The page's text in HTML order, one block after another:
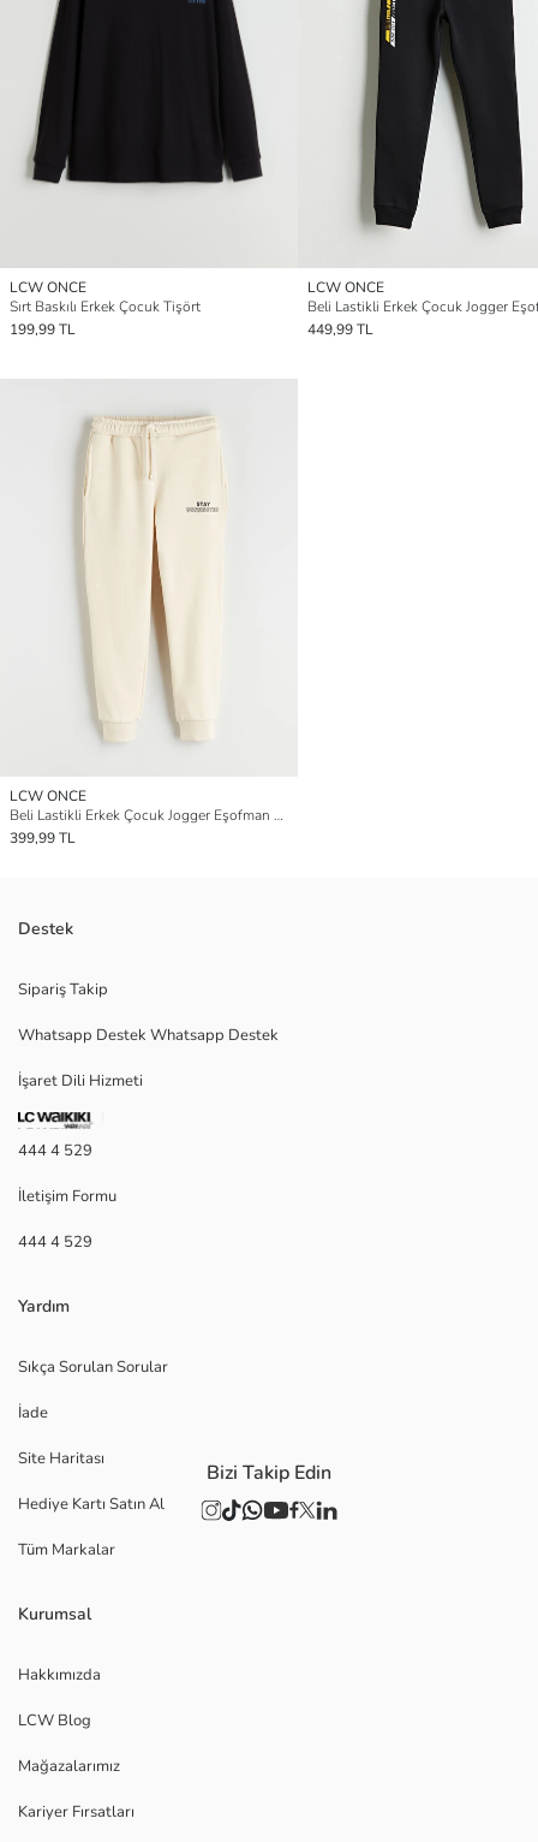
LCW ONCE
Sırt Baskılı Erkek Çocuk Tişört
199,99 TL
LCW ONCE
449,99 TL
LCW ONCE
Beli Lastikli Erkek Çocuk Jogger Eşofman Altı
399,99 TL
Destek
Sipariş Takip
Whatsapp Destek Whatsapp Destek
İşaret Dili Hizmeti
444 4 529
İletişim Formu
444 4 529
Yardım
Sıkça Sorulan Sorular
İade
Site Haritası
Hediye Kartı Satın Al
Tüm Markalar
Kurumsal
Hakkımızda
LCW Blog
Mağazalarımız
Kariyer Fırsatları
Bizi Takip Edin